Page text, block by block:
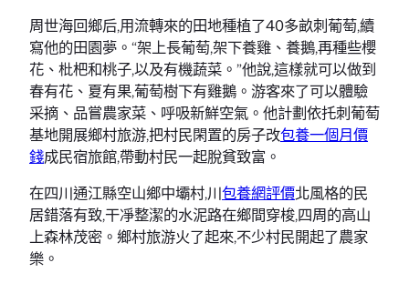
周世海回鄉后,用流轉來的田地種植了40多畝刺葡萄,續
寫他的田園夢。“架上長葡萄,架下養雞、養鵝,再種些櫻
花、枇杷和桃子,以及有機蔬菜。”他說,這樣就可以做到
春有花、夏有果,葡萄樹下有雞鵝。游客來了可以體驗
采摘、品嘗農家菜、呼吸新鮮空氣。他計劃依托刺葡萄
基地開展鄉村旅游,把村民閑置的房子改包養一個月價
錢成民宿旅館,帶動村民一起脫貧致富。
在四川通江縣空山鄉中壩村,川包養網評價北風格的民
居錯落有致,干凈整潔的水泥路在鄉間穿梭,四周的高山
上森林茂密。鄉村旅游火了起來,不少村民開起了農家
樂。